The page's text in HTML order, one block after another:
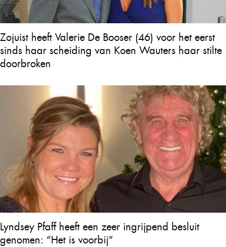
Zojuist heeft Valerie De Booser (46) voor het eerst
sinds haar scheiding van Koen Wauters haar stilte
doorbroken
Lyndsey Pfaff heeft een zeer ingrijpend besluit
genomen: “Het is voorbij”